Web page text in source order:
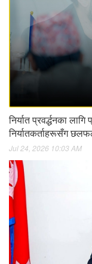
निर्यात प्रवर्द्धनका
निर्यातकर्ताहरूसँग
Jul 24, 2026 10:03 AM